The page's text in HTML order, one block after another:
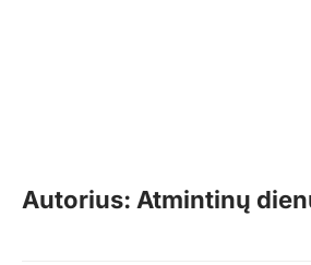
Autorius: Atmintinų